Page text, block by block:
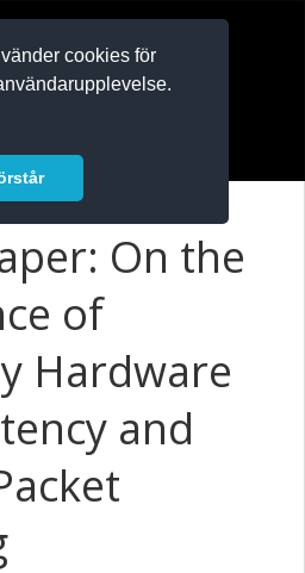
cookies för
On the
of
Hardware
and